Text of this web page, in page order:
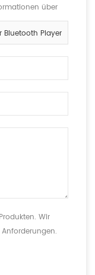
über
Bluetooth Player
Wir